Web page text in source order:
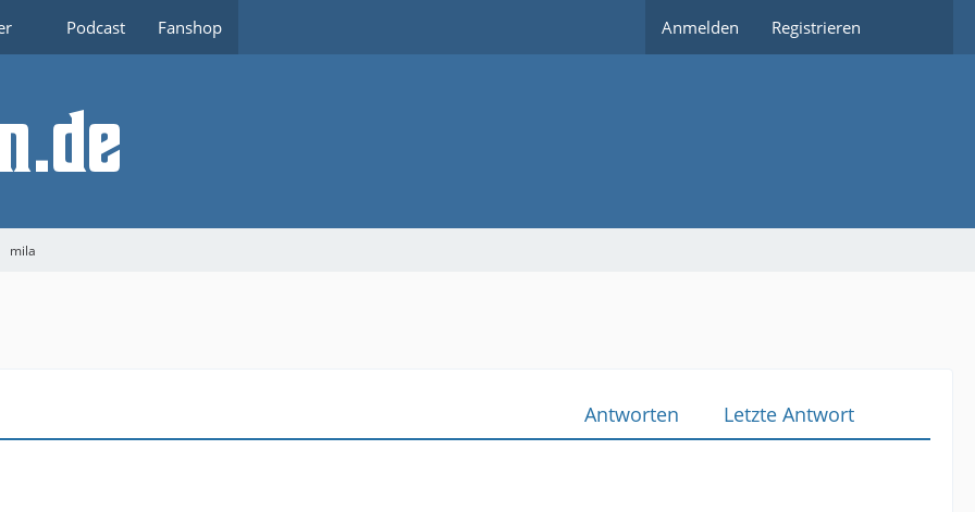
Podcast Fanshop Anmelden Registrieren
mila
Antworten Letzte Antwort